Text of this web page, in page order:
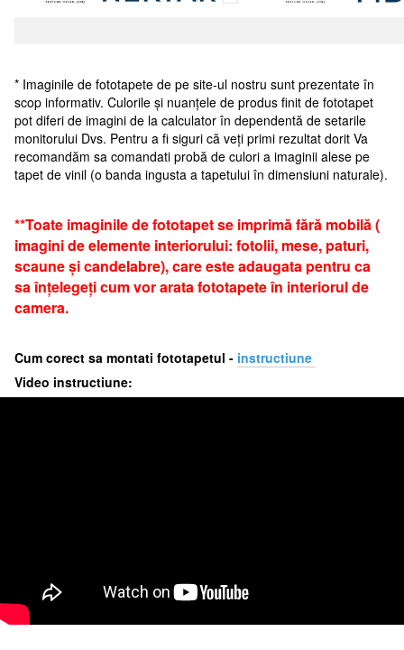
* Imaginile de fototapete de pe site-ul nostru sunt prezentate în
scop informativ. Culorile și nuanțele de produs finit de fototapet
pot diferi de imagini de la calculator în dependentă de setarile
monitorului Dvs. Pentru a fi siguri că veți primi rezultat dorit Va
recomandăm sa comandati probă de culori a imaginii alese pe
tapet de vinil (o banda ingusta a tapetului în dimensiuni naturale).
**Toate imaginile de fototapet se imprimă fără mobilă (
imagini de elemente interiorului: fotolii, mese, paturi,
scaune și candelabre), care este adaugata pentru ca
sa înțelegeți cum vor arata fototapete în interiorul de
camera.
Cum corect sa montati fototapetul - instructiune
Video instructiune: